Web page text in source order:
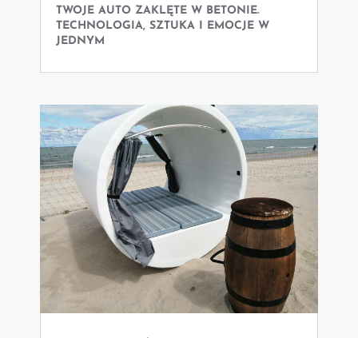
TWOJE AUTO ZAKLĘTE W BETONIE.
TECHNOLOGIA, SZTUKA I EMOCJE W
JEDNYM